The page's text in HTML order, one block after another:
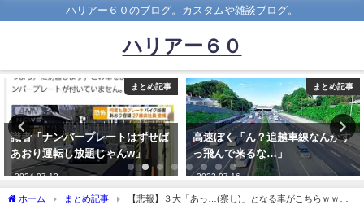
ハリアー６０のブログ。カスタムや雑談ブログ。
ハリアー６０
まとめ記事
高速ぼく「ん？追越車線なんかす
っ飛んで来るな…」
2023-07-16
まとめ記事
漫画家「公道でレースする漫画家
書いたろ！」←これｗｗｗｗｗｗ
2023-11-06
ホーム まとめ記事
【悲報】３大「あっ…(察し)」となる車がこちらｗｗｗ